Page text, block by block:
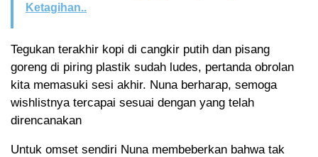
Ketagihan..
Tegukan terakhir kopi di cangkir putih dan pisang
goreng di piring plastik sudah ludes, pertanda obrolan
kita memasuki sesi akhir. Nuna berharap, semoga
wishlistnya tercapai sesuai dengan yang telah
direncanakan
Untuk omset sendiri Nuna membeberkan bahwa tak